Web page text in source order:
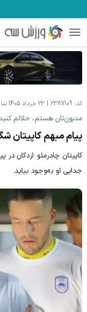
کد: 2387109 22 خرداد 1405 ساعت 13:48
مدیون‌تان هستم، حلالم
پیام مبهم کاپیتان
کاپیتان چادرملو اردکان
جدایی او به‌وجود بیاید.